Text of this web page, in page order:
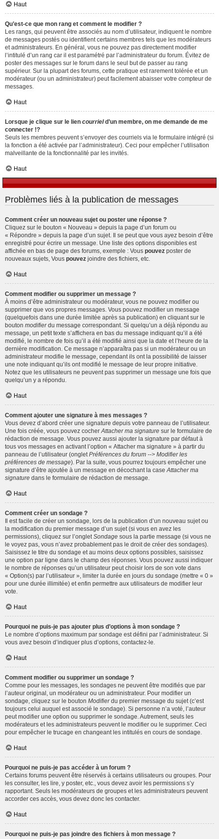
Haut
Qu’est-ce que mon rang et comment le modifier ?
Les rangs, qui peuvent être associés au nom d’utilisateur, indiquent le nombre
de messages postés ou identifient certains membres tels que les modérateurs
et administrateurs. En général, vous ne pouvez pas directement modifier
l’intitulé d’un rang car il est paramétré par l’administrateur du forum. Évitez de
poster des messages sur le forum dans le seul but de passer au rang
supérieur. Sur la plupart des forums, cette pratique est rarement tolérée et un
modérateur (ou un administrateur) peut facilement abaisser votre compteur de
messages.
Haut
Lorsque je clique sur le lien courrield’un membre, on me demande de me
connecter !?
Seuls les membres peuvent s’envoyer des courriels via le formulaire intégré (si
la fonction a été activée par l’administrateur). Ceci pour empêcher l’utilisation
malveillante de la fonctionnalité par les invités.
Haut
Problèmes liés à la publication de messages
Comment créer un nouveau sujet ou poster une réponse ?
Cliquez sur le bouton « Nouveau » depuis la page d’un forum ou
« Répondre » depuis la page d’un sujet. Il se peut que vous ayez besoin d’être
enregistré pour écrire un message. Une liste des options disponibles est
affichée en bas de page des forums, exemple : Vous pouvez poster de
nouveaux sujets, Vous pouvez joindre des fichiers, etc.
Haut
Comment modifier ou supprimer un message ?
À moins d’être administrateur ou modérateur, vous ne pouvez modifier ou
supprimer que vos propres messages. Vous pouvez modifier un message
(quelquefois dans une durée limitée après sa publication) en cliquant sur le
bouton modifierdu message correspondant. Si quelqu’un a déjà répondu au
message, un petit texte s’affichera en bas du message indiquant qu’il a été
modifié, le nombre de fois qu’il a été modifié ainsi que la date et l’heure de la
dernière modification. Ce message n’apparaîtra pas si un modérateur ou un
administrateur modifie le message, cependant ils ont la possibilité de laisser
une note indiquant qu’ils ont modifié le message de leur propre initiative.
Notez que les utilisateurs ne peuvent pas supprimer un message une fois que
quelqu’un y a répondu.
Haut
Comment ajouter une signature à mes messages ?
Vous devez d’abord créer une signature depuis votre panneau de l’utilisateur.
Une fois créée, vous pouvez cocher Attacher ma signature sur le formulaire de
rédaction de message. Vous pouvez aussi ajouter la signature par défaut à
tous vos messages en activant l’option « Attacher ma signature » à partir du
panneau de l’utilisateur (onglet Préférences du forum --> Modifier les
préférences de message). Par la suite, vous pourrez toujours empêcher une
signature d’être ajoutée à un message en décochant la case Attacher ma
signature dans le formulaire de rédaction de message.
Haut
Comment créer un sondage ?
Il est facile de créer un sondage, lors de la publication d’un nouveau sujet ou
la modification du premier message d’un sujet (si vous en avez les
permissions), cliquez sur l’onglet Sondage sous la partie message (si vous ne
le voyez pas, vous n’avez probablement pas le droit de créer des sondages).
Saisissez le titre du sondage et au moins deux options possibles, saisissez
une option par ligne dans le champ des réponses. Vous pouvez aussi indiquer
le nombre de réponses qu’un utilisateur peut choisir lors de son vote dans
« Option(s) par l’utilisateur », limiter la durée en jours du sondage (mettre « 0 »
pour une durée illimitée) et enfin permettre aux utilisateurs de modifier leur
vote.
Haut
Pourquoi ne puis-je pas ajouter plus d’options à mon sondage ?
Le nombre d’options maximum par sondage est défini par l’administrateur. Si
vous avez besoin d’indiquer plus d’options, contactez-le.
Haut
Comment modifier ou supprimer un sondage ?
Comme pour les messages, les sondages ne peuvent être modifiés que par
l’auteur original, un modérateur ou un administrateur. Pour modifier un
sondage, cliquez sur le bouton Modifierdu premier message du sujet (c’est
toujours celui auquel est associé le sondage). Si personne n’a voté, l’auteur
peut modifier une option ou supprimer le sondage. Autrement, seuls les
modérateurs et les administrateurs peuvent le modifier ou le supprimer. Ceci
pour empêcher le trucage en changeant les intitulés en cours de sondage.
Haut
Pourquoi ne puis-je pas accéder à un forum ?
Certains forums peuvent être réservés à certains utilisateurs ou groupes. Pour
les consulter, les lire, y poster, etc., vous devez avoir les permissions s’y
rapportant. Seuls les modérateurs de groupes et les administrateurs peuvent
accorder ces accès, vous devez donc les contacter.
Haut
Pourquoi ne puis-je pas joindre des fichiers à mon message ?